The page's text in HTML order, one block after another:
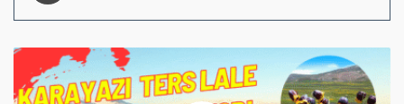
Karayazı
Ters
Lale